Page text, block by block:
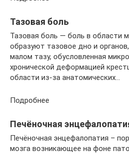
Тазовая боль
Тазовая боль — боль в области
образуют тазовое дно и
малом тазу, обусловленная
хронической деформацией
области из-за анатомических…
Подробнее
Печёночная
Печёночная энцефалопатия –
мозга возникающее на фоне